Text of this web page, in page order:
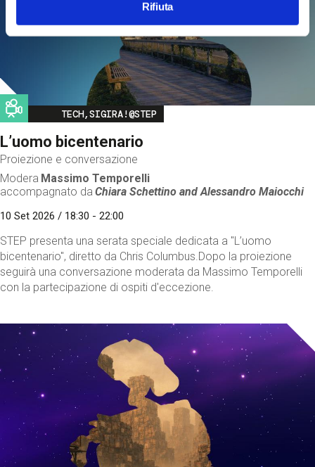
Rifiuta
Image
TECH,SIGIRA!@STEP
L’uomo bicentenario
Proiezione e conversazione
Modera Massimo Temporelli
accompagnato da Chiara Schettino andAlessandro Maiocchi
10 Set 2026 / 18:30 - 22:00
STEP presenta una serata speciale dedicata a "L’uomo
bicentenario", diretto da Chris Columbus.Dopo la proiezione
seguirà una conversazione moderata da Massimo Temporelli
con la partecipazione di ospiti d'eccezione.